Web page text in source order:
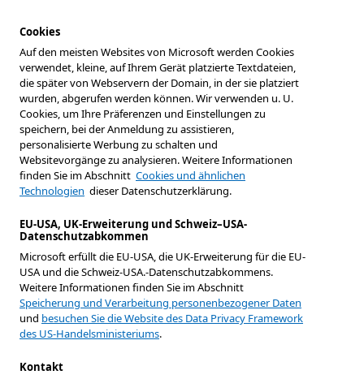
Cookies
Auf den meisten Websites von Microsoft werden Cookies
verwendet, kleine, auf Ihrem Gerät platzierte Textdateien,
die später von Webservern der Domain, in der sie platziert
wurden, abgerufen werden können. Wir verwenden u. U.
Cookies, um Ihre Präferenzen und Einstellungen zu
speichern, bei der Anmeldung zu assistieren,
personalisierte Werbung zu schalten und
Websitevorgänge zu analysieren. Weitere Informationen
finden Sie im Abschnitt Cookies und ähnlichen
Technologien dieser Datenschutzerklärung.
EU-USA, UK-Erweiterung und Schweiz–USA-
Datenschutzabkommen
Microsoft erfüllt die EU-USA, die UK-Erweiterung für die EU-
USA und die Schweiz-USA.-Datenschutzabkommens.
Weitere Informationen finden Sie im Abschnitt
Speicherung und Verarbeitung personenbezogener Daten
und besuchen Sie die Website des Data Privacy Framework
des US-Handelsministeriums.
Kontakt